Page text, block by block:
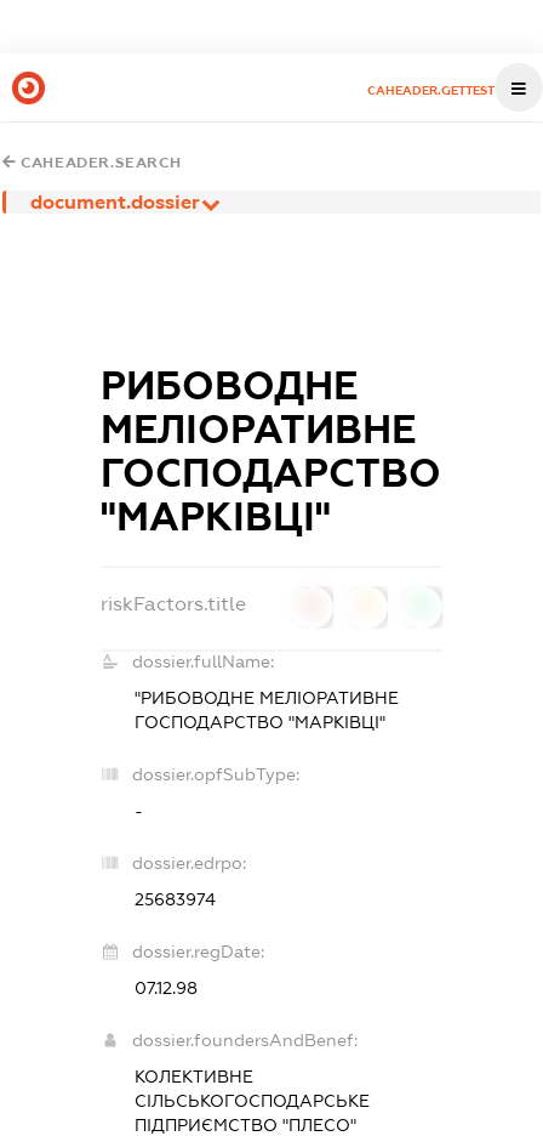
CAHEADER.GETTEST
CAHEADER.SEARCH
document.dossier
РИБОВОДНЕ
МЕЛІОРАТИВНЕ
ГОСПОДАРСТВО
"МАРКІВЦІ"
riskFactors.title
dossier.fullName:
"РИБОВОДНЕ МЕЛІОРАТИВНЕ
ГОСПОДАРСТВО "МАРКІВЦІ"
dossier.opfSubType:
-
dossier.edrpo:
25683974
dossier.regDate:
07.12.98
dossier.foundersAndBenef:
КОЛЕКТИВНЕ
СІЛЬСЬКОГОСПОДАРСЬКЕ
ПІДПРИЄМСТВО "ПЛЕСО"